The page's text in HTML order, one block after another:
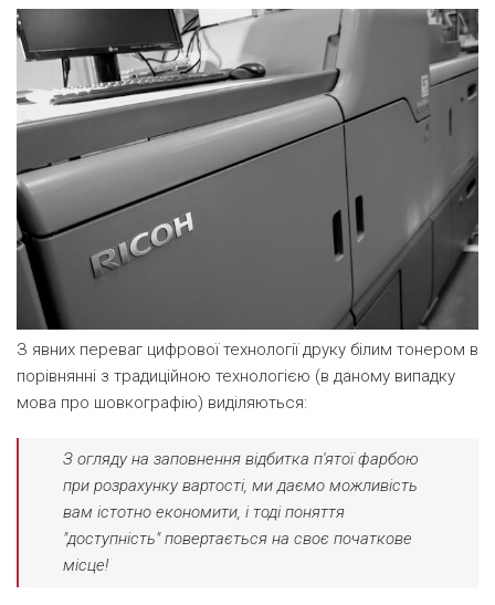
З явних переваг цифрової технології друку білим тонером в
порівнянні з традиційною технологією (в даному випадку
мова про шовкографію) виділяються:
З огляду на заповнення відбитка п'ятої фарбою
при розрахунку вартості, ми даємо можливість
вам істотно економити, і тоді поняття
"доступність" повертається на своє початкове
місце!